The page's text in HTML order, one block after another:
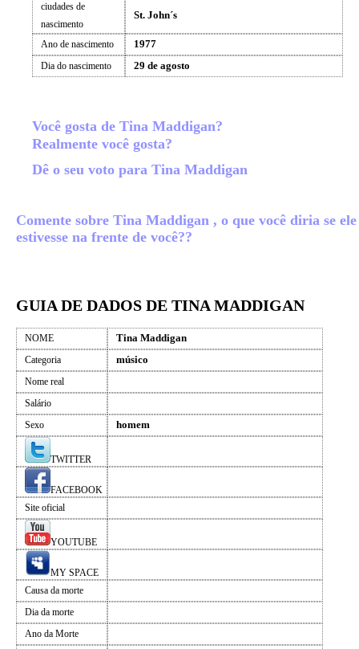
ciudades de
nascimento
St. John´s
Ano de nascimento 1977
Dia do nascimento 29 de agosto
Você gosta de Tina Maddigan?
Realmente você gosta?
Dê o seu voto para Tina Maddigan
Comente sobre Tina Maddigan , o que você diria se ele
estivesse na frente de você??
GUIA DE DADOS DE TINA MADDIGAN
NOME Tina Maddigan
Categoria músico
Nome real
Salário
Sexo
homem
TWITTER
FACEBOOK
Site oficial
YOUTUBE
MY SPACE
Causa da morte
Dia da morte
Ano da Morte